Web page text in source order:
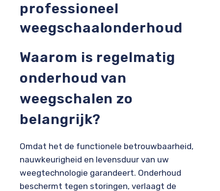
professioneel
weegschaalonderhoud
Waarom is regelmatig
onderhoud van
weegschalen zo
belangrijk?
Omdat het de functionele betrouwbaarheid,
nauwkeurigheid en levensduur van uw
weegtechnologie garandeert. Onderhoud
beschermt tegen storingen, verlaagt de